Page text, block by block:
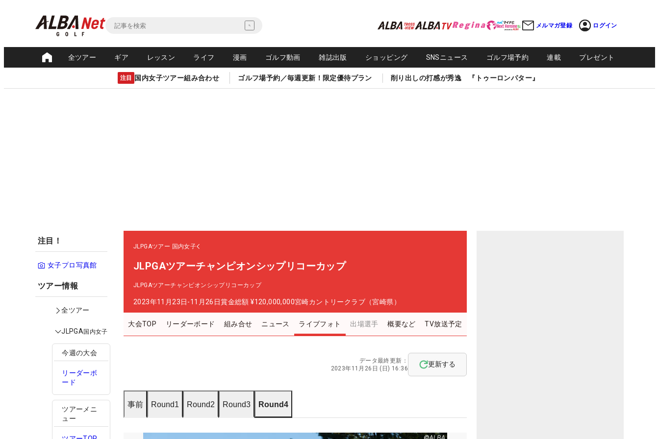
メルマガ登録 ログイン
全ツアー ギア レッスン ライフ 漫画 ゴルフ動画 雑誌出版 ショッピング SNSニュース ゴルフ場予約 連載 プレゼント
注目 国内女子ツアー組み合わせ ゴルフ場予約／毎週更新！限定優待プラン 削り出しの打感が秀逸 『トゥーロンパター』
注目！
女子プロ写真館
ツアー情報
全ツアー
JLPGA国内女子
今週の大会
リーダーボ
ード
ツアーメニ
ュー
JLPGAツアー 国内女子
JLPGAツアーチャンピオンシップリコーカップ
JLPGAツアーチャンピオンシップリコーカップ
2023年11月23日-11月26日賞金総額 ¥120,000,000宮崎カントリークラブ（宮崎県）
大会TOP リーダーボード 組み合せ ニュース ライブフォト 出場選手 概要など TV放送予定
データ最終更新：
2023年11月26日 (日) 16:36
更新する
事前 Round1 Round2 Round3 Round4